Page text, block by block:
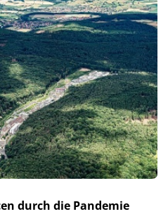
durch die Pandemie